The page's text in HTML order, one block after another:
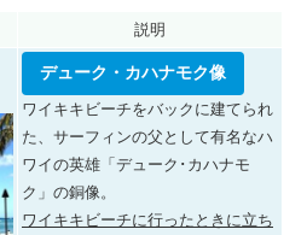
説明
デューク・カハナモク像
ワイキキビーチをバックに建てられ
た、サーフィンの父として有名なハ
ワイの英雄「デューク･カハナモ
ク」の銅像。
ワイキキビーチに行ったときに立ち